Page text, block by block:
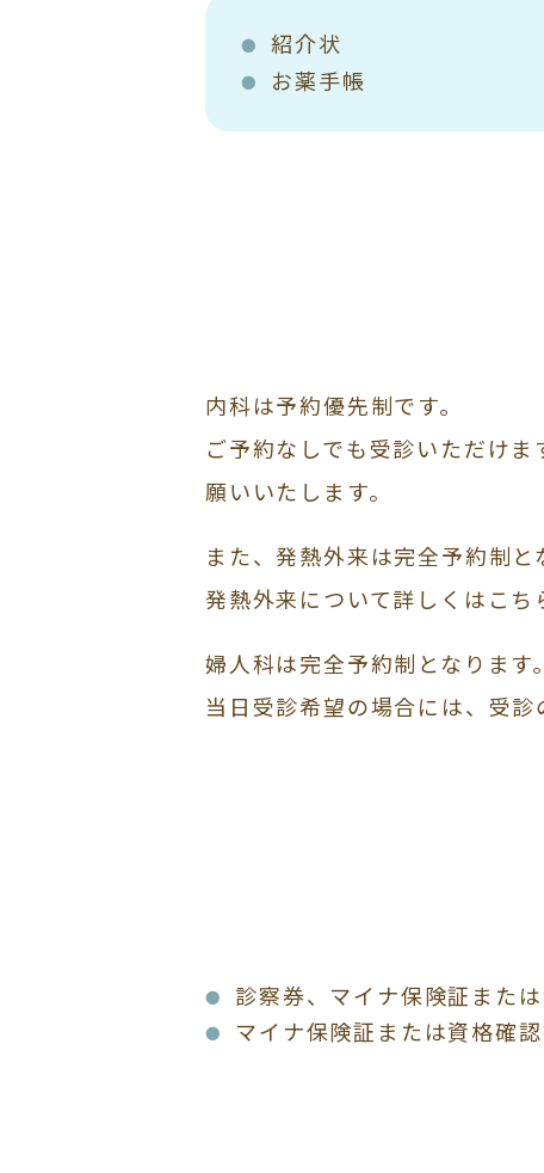
紹介状
お薬手帳
内科は予約優先制です。
ご予約なしでも受診いただけ
願いいたします。
また、発熱外来は完全予約制
発熱外来について詳しくはこち
婦人科は完全予約制となります。
当日受診希望の場合には、受診
診察券、マイナ保険証また
マイナ保険証または資格確